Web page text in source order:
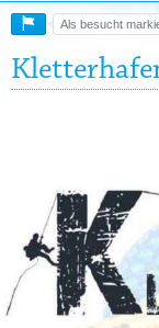
Als besucht